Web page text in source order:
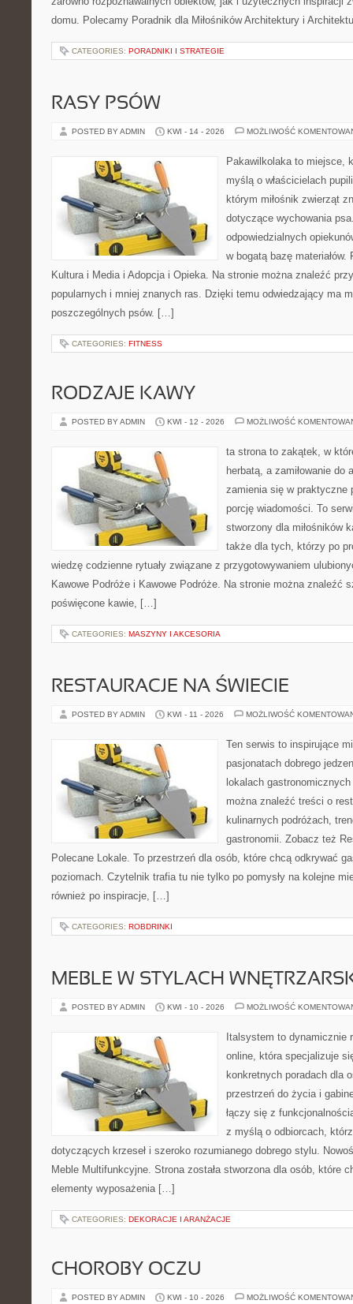
domu. Polecamy Poradnik dla Miłośników Architektury i
CATEGORIES: PORADNIKI I STRATEGIE
RASY PSÓW
POSTED BY ADMIN KWI - 14 - 2026 MOŻLIWOŚĆ
Pakawilkolaka to miejsce,
myślą o właścicielach
którym miłośnik zwierząt
dotyczące wychowania
odpowiedzialnych
w bogatą bazę
Kultura i Media i Adopcja i Opieka. Na stronie można znaleźć
popularnych i mniej znanych ras. Dzięki temu odwiedzający ma
poszczególnych psów. […]
CATEGORIES: FITNESS
RODZAJE KAWY
POSTED BY ADMIN KWI - 12 - 2026 MOŻLIWOŚĆ
ta strona to zakątek, w
herbatą, a zamiłowanie do
zamienia się w praktyczne
porcję wiadomości. To
stworzony dla miłośników
także dla tych, którzy po
wiedzę codzienne rytuały związane z przygotowywaniem
Kawowe Podróże i Kawowe Podróże. Na stronie można znaleźć
poświęcone kawie, […]
CATEGORIES: MASZYNY I AKCESORIA
RESTAURACJE NA ŚWIECIE
POSTED BY ADMIN KWI - 11 - 2026 MOŻLIWOŚĆ
Ten serwis to inspirujące
pasjonatach dobrego
lokalach
można znaleźć treści o
kulinarnych podróżach,
gastronomii. Zobacz też
Polecane Lokale. To przestrzeń dla osób, które chcą odkrywać
poziomach. Czytelnik trafia tu nie tylko po pomysły na kolejne
również po inspiracje, […]
CATEGORIES: ROBDRINKI
MEBLE W STYLACH
POSTED BY ADMIN KWI - 10 - 2026 MOŻLIWOŚĆ
Italsystem to dynamicznie
online, która specjalizuje
konkretnych poradach dla
przestrzeń do życia i
łączy się z
z myślą o odbiorcach,
dotyczących krzeseł i szeroko rozumianego dobrego stylu.
Meble Multifunkcyjne. Strona została stworzona dla osób, które
elementy wyposażenia […]
CATEGORIES: DEKORACJE I ARANŻACJE
CHOROBY OCZU
POSTED BY ADMIN KWI - 10 - 2026 MOŻLIWOŚĆ